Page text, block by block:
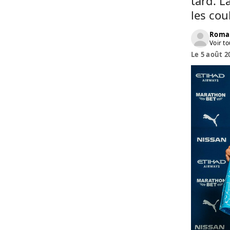
les
Voir
Le 5 août